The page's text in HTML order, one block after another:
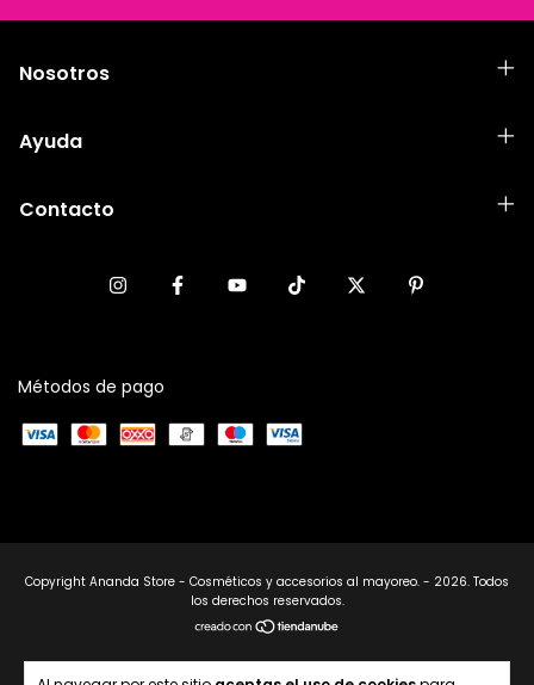
Nosotros
Ayuda
Contacto
Métodos de pago
Copyright Ananda Store - Cosméticos y accesorios al mayoreo. - 2026. Todos
los derechos reservados.